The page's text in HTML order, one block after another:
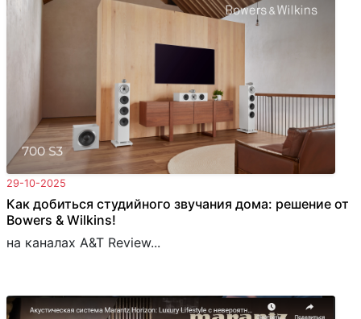
29-10-2025
Как добиться студийного звучания дома: решение от
Bowers & Wilkins!
на каналах A&T Review...